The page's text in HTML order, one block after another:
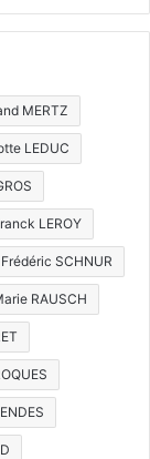
MERTZ
LEDUC
LEROY
Frédéric SCHNUR
RAUSCH